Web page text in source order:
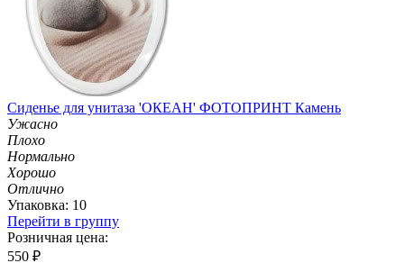
Сиденье для унитаза 'ОКЕАН' ФОТОПРИНТ Камень
Ужасно
Плохо
Нормально
Хорошо
Отлично
Упаковка: 10
Перейти в группу
Розничная цена:
550 ₽